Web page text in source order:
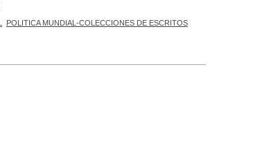
POLITICA MUNDIAL-COLECCIONES DE ESCRITOS